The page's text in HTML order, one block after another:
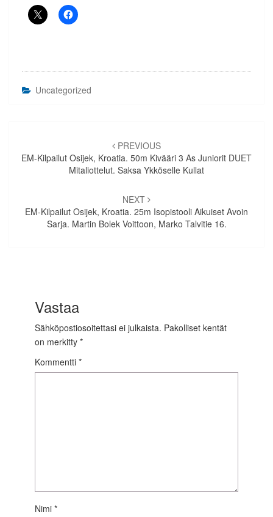
Uncategorized
selaus
PREVIOUS
EM-Kilpailut Osijek, Kroatia. 50m Kivääri 3 As Juniorit DUET
Mitaliottelut. Saksa Ykköselle Kullat
NEXT
EM-Kilpailut Osijek, Kroatia. 25m Isopistooli Aikuiset Avoin
Sarja. Martin Bolek Voittoon, Marko Talvitie 16.
Vastaa
Sähköpostiosoitettasi ei julkaista. Pakolliset kentät
on merkitty *
Kommentti *
Nimi *